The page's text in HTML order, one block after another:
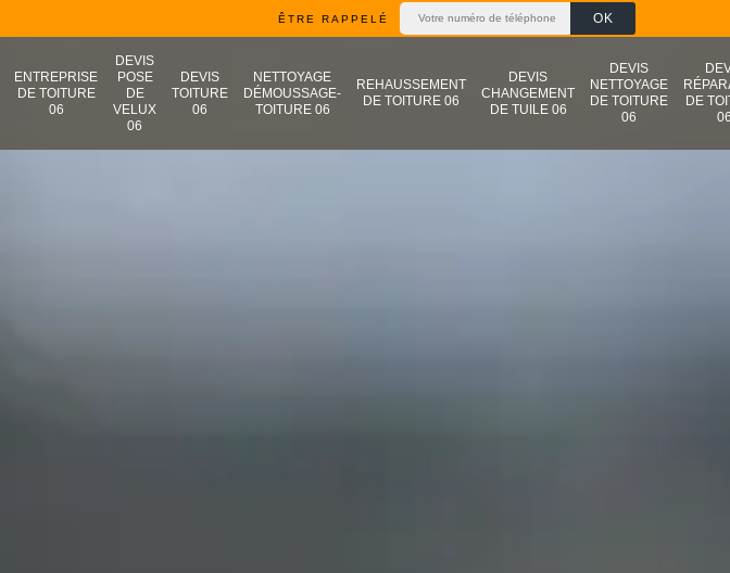
ÊTRE RAPPELÉ
ENTREPRISE
DE TOITURE
06
DEVIS
POSE
DE
VELUX
06
DEVIS
TOITURE
06
NETTOYAGE
DÉMOUSSAGE-
TOITURE 06
REHAUSSEMENT
DE TOITURE 06
DEVIS
CHANGEMENT
DE TUILE 06
DEVIS
NETTOYAGE
DE TOITURE
06
DE